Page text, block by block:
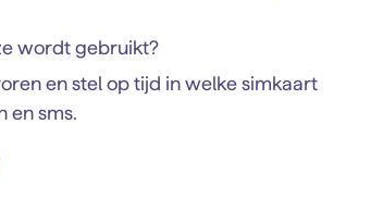
wordt gebruikt?
en stel op tijd in welke simkaart
en sms.